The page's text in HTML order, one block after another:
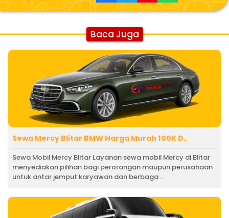
Baca Juga
Sewa Mercy Blitar BMW Harga Murah 100K D..
Sewa Mobil Mercy Blitar Layanan sewa mobil Mercy di Blitar
menyediakan pilihan bagi perorangan maupun perusahaan
untuk antar jemput karyawan dan berbaga ...